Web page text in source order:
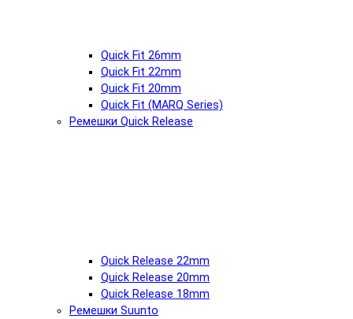
Quick Fit 26mm
Quick Fit 22mm
Quick Fit 20mm
Quick Fit (MARQ Series)
Ремешки Quick Release
Quick Release 22mm
Quick Release 20mm
Quick Release 18mm
Ремешки Suunto